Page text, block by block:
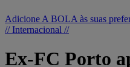
Adicione A BOLA às suas
// Internacional //
Ex-FC Porto